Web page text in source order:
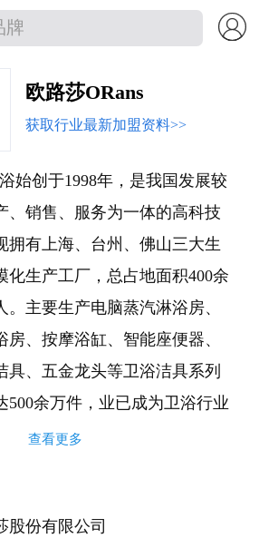

欧路莎ORans
获取行业最新加盟资料>>
始创于1998年，是我国发展较
、销售、服务为一体的高科技
拥有上海、台州、佛山三大生
化生产工厂，总占地面积400余
。主要生产电脑蒸汽淋浴房、
、按摩浴缸、智能座便器、
具、五金龙头等卫浴洁具系列
500余万件，业已成为卫浴行业
相关标准的起草和制定单位之
名高校、设计公司等建立了
查看更多
股份有限公司